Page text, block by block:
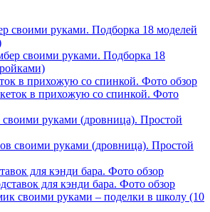
своими руками. Подборка 18 моделей
в прихожую со спинкой. Фото обзор
своими руками (дровница). Простой
для кэнди бара. Фото обзор
своими руками – поделки в школу (10